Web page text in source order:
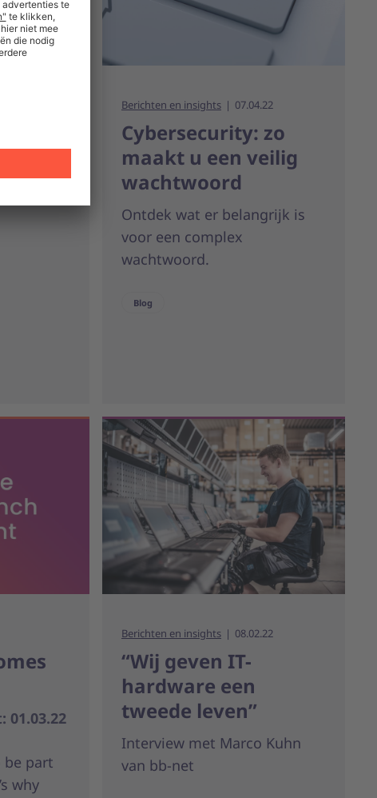
Het B2B-
Berichten en insights 07.04.22
Cybersecurity: zo
maakt u een veilig
wachtwoord
Ontdek wat er belangrijk is
voor een complex
wachtwoord.
Blog
01.03.22
be part
why
Berichten en insights 08.02.22
“Wij geven IT-
hardware een
tweede leven”
Interview met Marco Kuhn
van bb-net